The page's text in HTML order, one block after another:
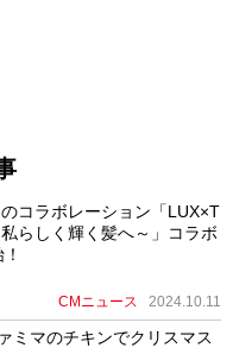
コラボレーション「LUX×T
らしく輝く髪へ～」コラボ
CMニュース 2024.10.11
ミマのチキンでクリスマス